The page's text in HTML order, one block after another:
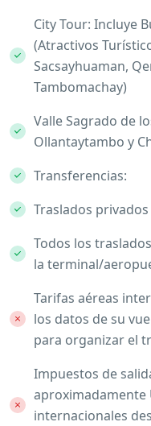
City Tour: Incluye
(Atractivos
Sacsayhuaman,
Tambomachay)
Valle Sagrado de
Ollantaytambo y
Transferencias:
Traslados
Todos los
la terminal/
Tarifas aéreas
los datos de su
para organizar el
Impuestos de
aproximadamente
internacionales